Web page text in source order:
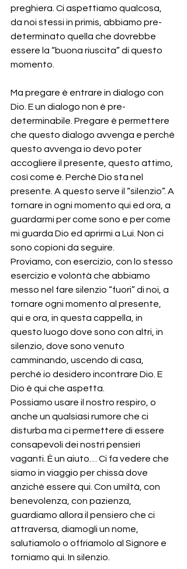
preghiera. Ci aspettiamo qualcosa,
da noi stessi in primis, abbiamo pre-
determinato quella che dovrebbe
essere la “buona riuscita” di questo
momento.
Ma pregare è entrare in dialogo con
Dio. E un dialogo non è pre-
determinabile. Pregare è permettere
che questo dialogo avvenga e perché
questo avvenga io devo poter
accogliere il presente, questo attimo,
così come è. Perché Dio sta nel
presente. A questo serve il “silenzio”. A
tornare in ogni momento qui ed ora, a
guardarmi per come sono e per come
mi guarda Dio ed aprirmi a Lui. Non ci
sono copioni da seguire.
Proviamo, con esercizio, con lo stesso
esercizio e volontà che abbiamo
messo nel fare silenzio “fuori” di noi, a
tornare ogni momento al presente,
qui e ora, in questa cappella, in
questo luogo dove sono con altri, in
silenzio, dove sono venuto
camminando, uscendo di casa,
perché io desidero incontrare Dio. E
Dio è qui che aspetta.
Possiamo usare il nostro respiro, o
anche un qualsiasi rumore che ci
disturba ma ci permettere di essere
consapevoli dei nostri pensieri
vaganti. È un aiuto… Ci fa vedere che
siamo in viaggio per chissà dove
anziché essere qui. Con umiltà, con
benevolenza, con pazienza,
guardiamo allora il pensiero che ci
attraversa, diamogli un nome,
salutiamolo o offriamolo al Signore e
torniamo qui. In silenzio.